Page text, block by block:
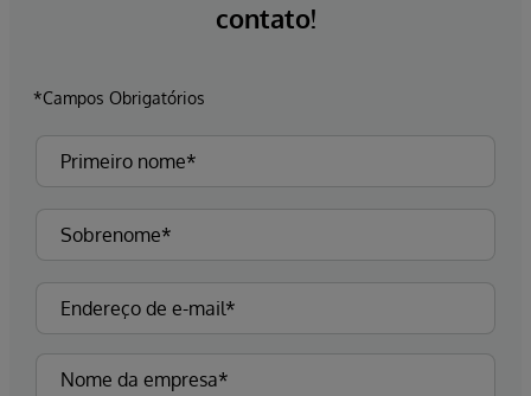
contato!
*Campos Obrigatórios